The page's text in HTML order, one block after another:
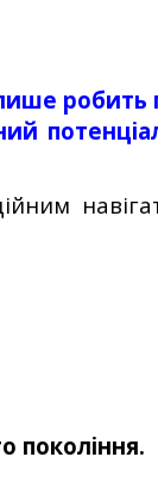
робить
покоління.